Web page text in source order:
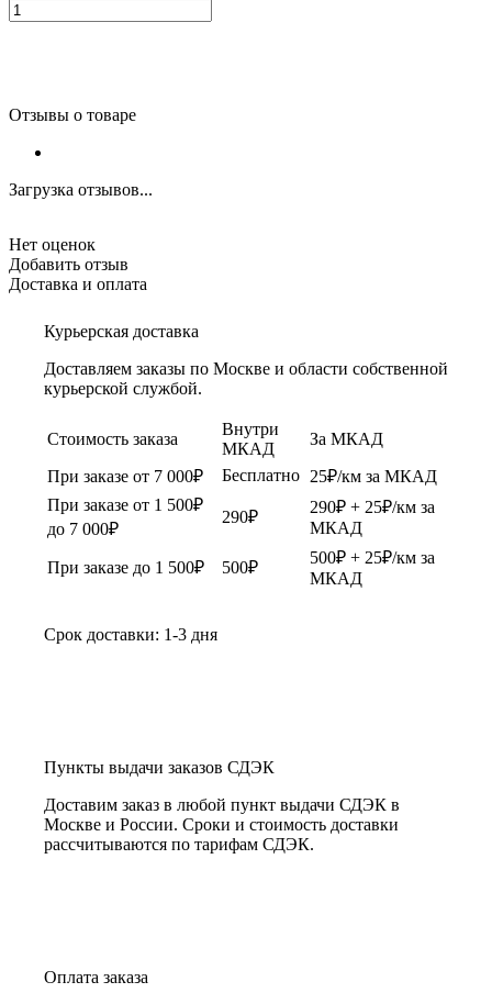
Отзывы о товаре
Загрузка отзывов...
Нет оценок
Добавить отзыв
Доставка и оплата
Курьерская доставка
Доставляем заказы по Москве и области собственной
курьерской службой.
Стоимость заказа
Внутри
МКАД
За МКАД
При заказе от 7 000₽
Бесплатно 25₽/км за МКАД
При заказе от 1 500₽
до 7 000₽
290₽
290₽ + 25₽/км за
МКАД
При заказе до 1 500₽ 500₽
500₽ + 25₽/км за
МКАД
Срок доставки: 1-3 дня
Пункты выдачи заказов СДЭК
Доставим заказ в любой пункт выдачи СДЭК в
Москве и России. Сроки и стоимость доставки
рассчитываются по тарифам СДЭК.
Оплата заказа